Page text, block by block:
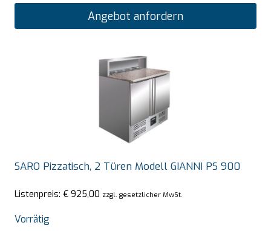
Angebot anfordern
SARO Pizzatisch, 2 Türen Modell GIANNI PS 900
Listenpreis: € 925,00 zzgl. gesetzlicher MwSt.
Vorrätig